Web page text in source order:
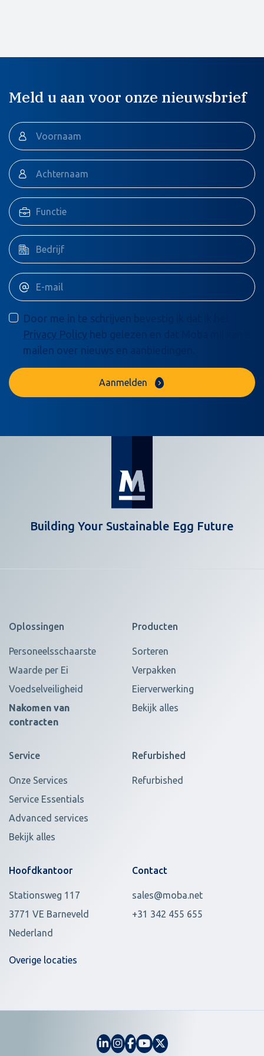
Meld u aan voor onze nieuwsbrief
Door me in te schrijven bevestig ik dat ik het
Privacy Policy heb gelezen en dat Moba mij kan e-
mailen over nieuws en aanbiedingen.
Aanmelden
Building Your Sustainable Egg Future
Oplossingen
Personeelsschaarste
Waarde per Ei
Voedselveiligheid
Nakomen van
contracten
Producten
Sorteren
Verpakken
Eierverwerking
Bekijk alles
Service
Onze Services
Service Essentials
Advanced services
Bekijk alles
Refurbished
Refurbished
Hoofdkantoor
Stationsweg 117
3771 VE Barneveld
Nederland
Overige locaties
Contact
sales@moba.net
+31 342 455 655